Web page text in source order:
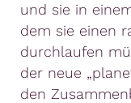
und sie in
dem sie einen
durchlaufen
der neue
den